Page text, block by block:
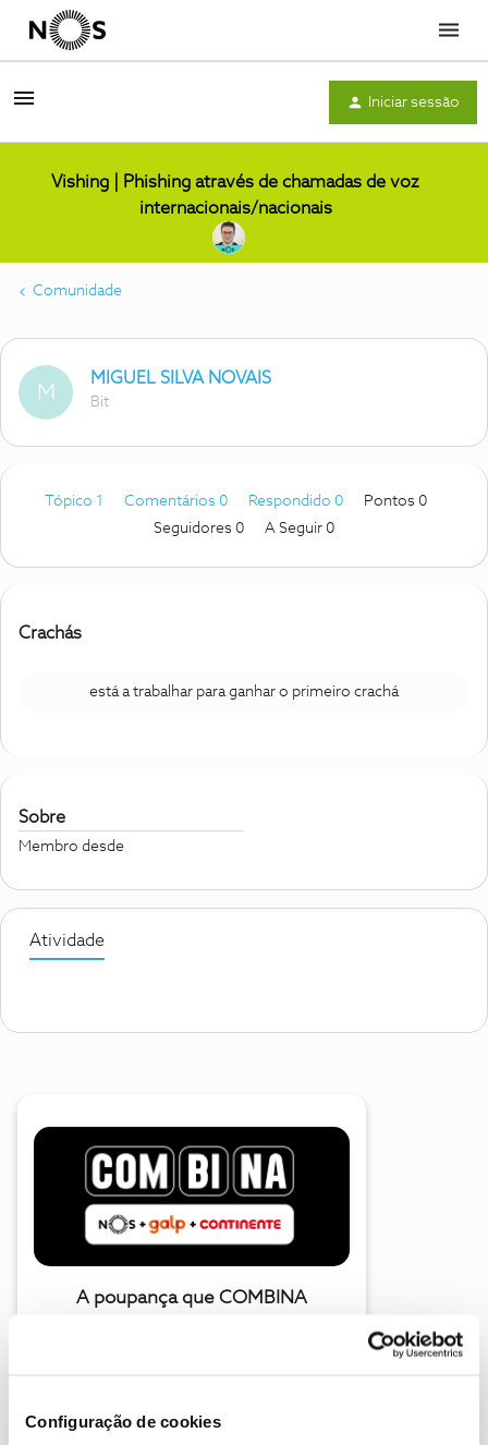
Configuração de cookies
Menu
Iniciar sessão
Vishing | Phishing através de chamadas de voz
internacionais/nacionais
Comunidade
M
MIGUEL SILVA NOVAIS
Bit
Tópico 1 Comentários 0 Respondido 0
Pontos 0
Seguidores 0 A Seguir 0
Crachás
está a trabalhar para ganhar o primeiro crachá
Sobre
Membro desde
Atividade
A poupança que COMBINA